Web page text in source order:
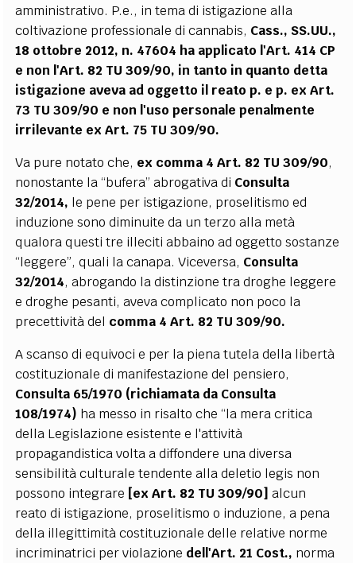
amministrativo. P.e., in tema di istigazione alla
coltivazione professionale di cannabis, Cass., SS.UU.,
18 ottobre 2012, n. 47604 ha applicato l'Art. 414 CP
e non l'Art. 82 TU 309/90, in tanto in quanto detta
istigazione aveva ad oggetto il reato p. e p. ex Art.
73 TU 309/90 e non l'uso personale penalmente
irrilevante ex Art. 75 TU 309/90.
Va pure notato che, ex comma 4 Art. 82 TU 309/90,
nonostante la “bufera” abrogativa di Consulta
32/2014, le pene per istigazione, proselitismo ed
induzione sono diminuite da un terzo alla metà
qualora questi tre illeciti abbaino ad oggetto sostanze
“leggere”, quali la canapa. Viceversa, Consulta
32/2014, abrogando la distinzione tra droghe leggere
e droghe pesanti, aveva complicato non poco la
precettività del comma 4 Art. 82 TU 309/90.
A scanso di equivoci e per la piena tutela della libertà
costituzionale di manifestazione del pensiero,
Consulta 65/1970 (richiamata da Consulta
108/1974) ha messo in risalto che “la mera critica
della Legislazione esistente e l'attività
propagandistica volta a diffondere una diversa
sensibilità culturale tendente alla deletio legis non
possono integrare [ex Art. 82 TU 309/90] alcun
reato di istigazione, proselitismo o induzione, a pena
della illegittimità costituzionale delle relative norme
incriminatrici per violazione dell'Art. 21 Cost., norma